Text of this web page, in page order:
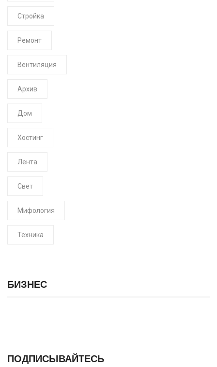
Стройка
Ремонт
Вентиляция
Архив
Дом
Хостинг
Лента
Свет
Мифология
Техника
БИЗНЕС
ПОДПИСЫВАЙТЕСЬ